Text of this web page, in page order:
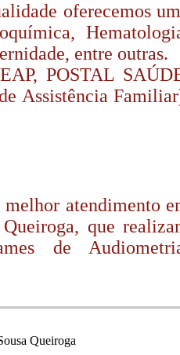
oferecemos
entre outras.
POSTAL
Assistência
atendimento
que
de
Queiroga